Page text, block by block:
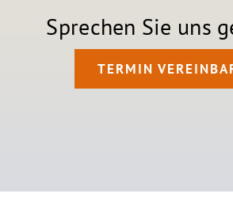
Sprechen Sie uns
TERMIN